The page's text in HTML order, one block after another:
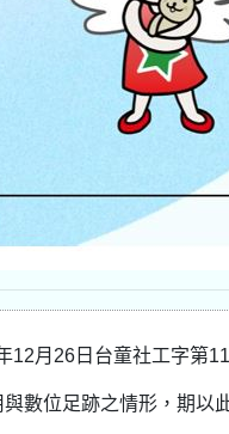
月26日台童社工字第
數位足跡之情形，期以